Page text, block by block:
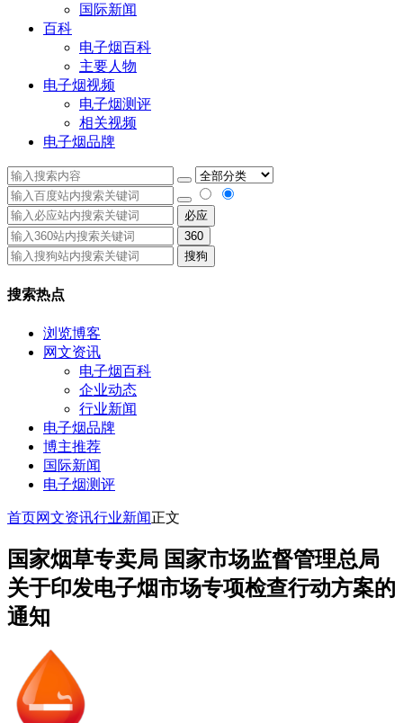
国际新闻
百科
电子烟百科
主要人物
电子烟视频
电子烟测评
相关视频
电子烟品牌
必应
360
搜狗
搜索热点
浏览博客
网文资讯
电子烟百科
企业动态
行业新闻
电子烟品牌
博主推荐
国际新闻
电子烟测评
首页网文资讯行业新闻正文
国家烟草专卖局 国家市场监督管理总局
关于印发电子烟市场专项检查行动方案的
通知